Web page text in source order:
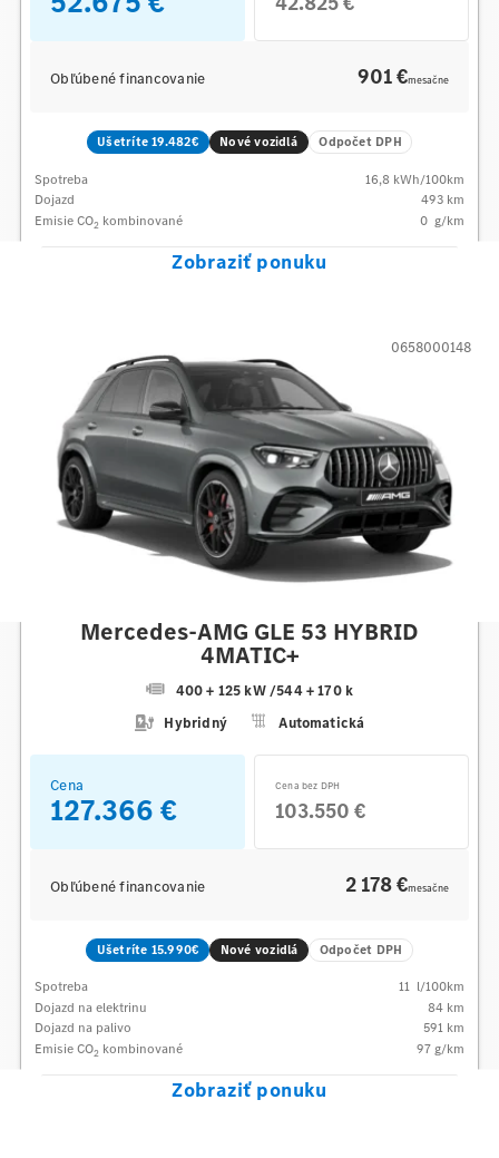
Obľúbené financovanie 901 €mesačne
Ušetríte 19.482€ Nové vozidlá Odpočet DPH
Spotreba 16,8 kWh/100km
Dojazd
493 km
Emisie CO2 kombinované 0 g/km
Zobraziť ponuku
Mercedes-AMG GLE 53 HYBRID
4MATIC+
400 + 125 kW/544 + 170 k
Hybridný
Automatická
0658000148
Cena
127.366 €
Cena bez DPH
103.550 €
Obľúbené financovanie 2 178 €mesačne
Ušetríte 15.990€ Nové vozidlá Odpočet DPH
Spotreba 11 l/100km
Dojazd na elektrinu
84 km
Dojazd na palivo
591 km
Emisie CO2 kombinované 97 g/km
Zobraziť ponuku